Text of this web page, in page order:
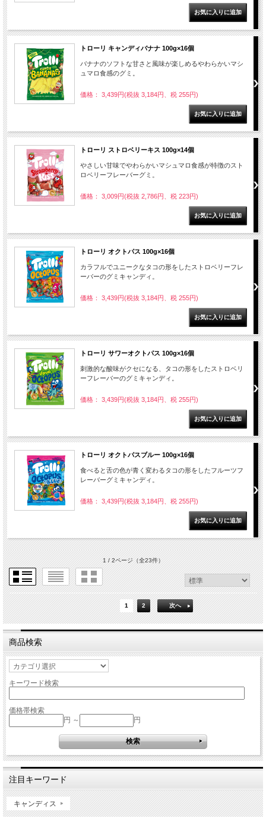
トローリ キャンディバナナ 100g×16個
バナナのソフトな甘さと風味が楽しめるやわらかいマシ
ュマロ食感のグミ。
価格： 3,439円(税抜 3,184円、税 255円)
トローリ ストロベリーキス 100g×14個
やさしい甘味でやわらかいマシュマロ食感が特徴のスト
ロベリーフレーバーグミ。
価格： 3,009円(税抜 2,786円、税 223円)
トローリ オクトパス 100g×16個
カラフルでユニークなタコの形をしたストロベリーフレ
ーバーのグミキャンディ。
価格： 3,439円(税抜 3,184円、税 255円)
トローリ サワーオクトパス 100g×16個
刺激的な酸味がクセになる、タコの形をしたストロベリ
ーフレーバーのグミキャンディ。
価格： 3,439円(税抜 3,184円、税 255円)
トローリ オクトパスブルー 100g×16個
食べると舌の色が青く変わるタコの形をしたフルーツフ
レーバーグミキャンディ。
価格： 3,439円(税抜 3,184円、税 255円)
1 / 2ページ（全23件）
1 2 次へ
商品検索
キーワード検索
価格帯検索
円 ～
円
注目キーワード
キャンディス